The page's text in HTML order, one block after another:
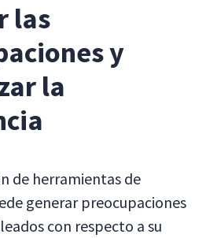
las
y
la
de herramientas de
generar preocupaciones
con respecto a su